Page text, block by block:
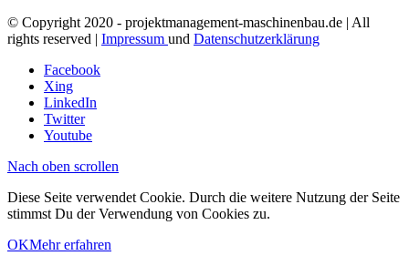
© Copyright 2020 - projektmanagement-maschinenbau.de | All
rights reserved | Impressum und Datenschutzerklärung
Facebook
Xing
LinkedIn
Twitter
Youtube
Nach oben scrollen
Diese Seite verwendet Cookie. Durch die weitere Nutzung der Seite
stimmst Du der Verwendung von Cookies zu.
OKMehr erfahren